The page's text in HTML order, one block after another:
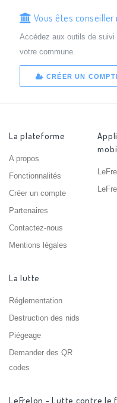
Vous êtes conseiller
Accédez aux outils de
votre commune.
CRÉER UN
La plateforme
A propos
Fonctionnalités
Créer un compte
Partenaires
Contactez-nous
Mentions légales
La lutte
Réglementation
Destruction des nids
Piégeage
Demander des QR
codes
LeFrelon - Lutte contre le